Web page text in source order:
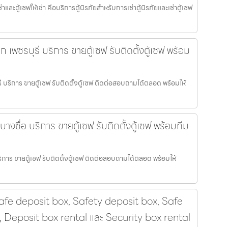
ละตู้เซฟให้เช่า คือบริการตู้นิรภัยสำหรับการเช่าตู้นิรภัยและเช่าตู้เซฟ
เพชรบุรี บริการ ขายตู้เซฟ รับติดตั้งตู้เซฟ พร้อม
บริการ ขายตู้เซฟ รับติดตั้งตู้เซฟ ติดต่อสอบถามได้ตลอด พร้อมให้
างซื่อ บริการ ขายตู้เซฟ รับติดตั้งตู้เซฟ พร้อมทีม
าร ขายตู้เซฟ รับติดตั้งตู้เซฟ ติดต่อสอบถามได้ตลอด พร้อมให้
deposit box, Safety deposit box, Safe
box rental และ Security box rental